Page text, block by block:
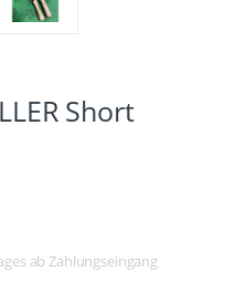
Short
ab Zahlungseingang